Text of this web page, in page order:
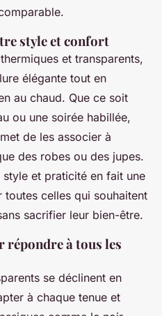
style et confort
et transparents,
élégante tout en
au chaud. Que ce soit
ou une soirée habillée,
de les associer à
des robes ou des jupes.
et praticité en fait une
celles qui souhaitent
sacrifier leur bien-être.
répondre à tous les
se déclinent en
à chaque tenue et